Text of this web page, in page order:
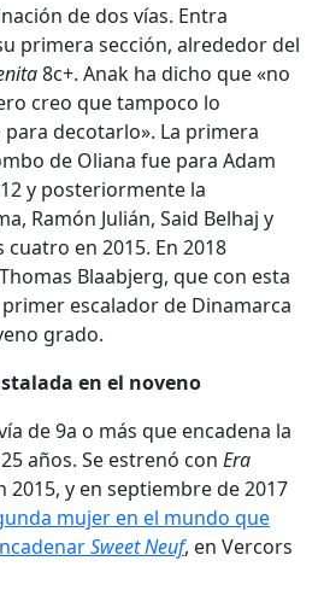
de dos vías. Entra
primera sección, alrededor del
8c+. Anak ha dicho que «no
creo que tampoco lo
decotarlo». La primera
de Oliana fue para Adam
y posteriormente la
Ramón Julián, Said Belhaj y
cuatro en 2015. En 2018
Blaabjerg, que con esta
escalador de Dinamarca
grado.
en el noveno
de 9a o más que encadena la
años. Se estrenó con Era
2015, y en septiembre de 2017
mujer en el mundo que
Sweet Neuf, en Vercors